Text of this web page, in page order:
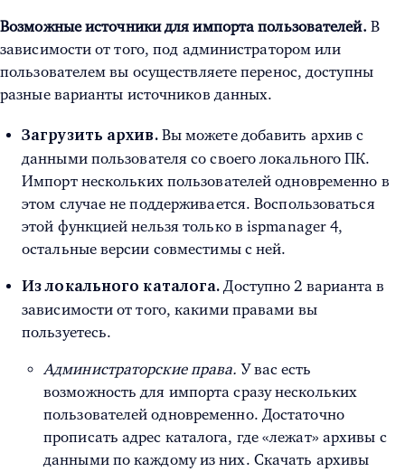
Возможные источники для импорта пользователей. В
зависимости от того, под администратором или
пользователем вы осуществляете перенос, доступны
разные варианты источников данных.
Загрузить архив. Вы можете добавить архив с
данными пользователя со своего локального ПК.
Импорт нескольких пользователей одновременно в
этом случае не поддерживается. Воспользоваться
этой функцией нельзя только в ispmanager 4,
остальные версии совместимы с ней.
Из локального каталога.Доступно 2 варианта в
зависимости от того, какими правами вы
пользуетесь.
Администраторские права.У вас есть
возможность для импорта сразу нескольких
пользователей одновременно. Достаточно
прописать адрес каталога, где «лежат» архивы с
данными по каждому из них. Скачать архивы